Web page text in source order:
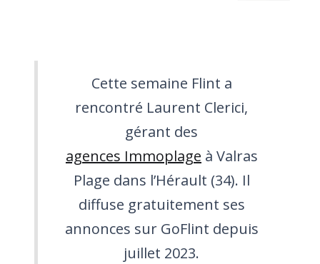
Cette semaine Flint a
rencontré Laurent Clerici,
gérant des
agences Immoplage à Valras
Plage dans l’Hérault (34). Il
diffuse gratuitement ses
annonces sur GoFlint depuis
juillet 2023.